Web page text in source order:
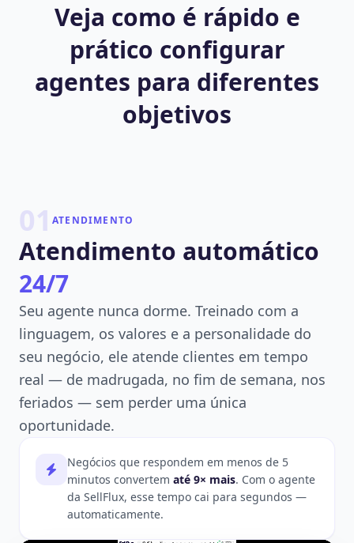
Veja como é rápido e
prático configurar
agentes para diferentes
objetivos
01 ATENDIMENTO
Atendimento automático
24/7
Seu agente nunca dorme. Treinado com a
linguagem, os valores e a personalidade do
seu negócio, ele atende clientes em tempo
real — de madrugada, no fim de semana, nos
feriados — sem perder uma única
oportunidade.
Negócios que respondem em menos de 5
minutos convertem até 9× mais. Com o agente
da SellFlux, esse tempo cai para segundos —
automaticamente.